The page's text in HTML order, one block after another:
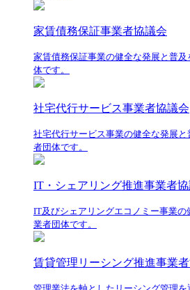
家賃債務保証事業者協議会
家賃債務保証事業の健全な発展と普
体です。
社宅代行サービス事業者協議会
社宅代行サービス事業の健全な発展
者団体です。
IT・シェアリング推進事業者
IT及びシェアリングエコノミー事業
業者団体です。
賃貸管理リーシング推進事業